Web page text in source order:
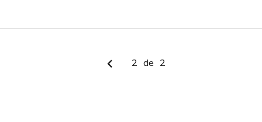
2 de 2